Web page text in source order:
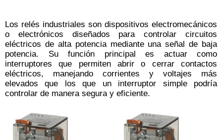
Los relés industriales son dispositivos electromecánicos
o electrónicos diseñados para controlar circuitos
eléctricos de alta potencia mediante una señal de baja
potencia. Su función principal es actuar como
interruptores que permiten abrir o cerrar contactos
eléctricos, manejando corrientes y voltajes más
elevados que los que un interruptor simple podría
controlar de manera segura y eficiente.